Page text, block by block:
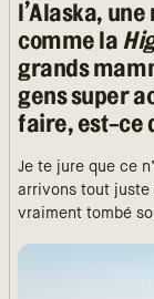
l’Alaska,
comme la
grands
gens super
faire, est-ce
Je te jure que ce
arrivons tout juste
vraiment tombé